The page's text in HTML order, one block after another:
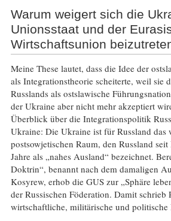
Warum weigert sich die
Unionsstaat und der
Wirtschaftsunion
Meine These lautet, dass die Idee der
als Integrationstheorie scheiterte, weil sie
Russlands als ostslawische
der Ukraine aber nicht mehr akzeptiert
Überblick über die Integrationspolitik
Ukraine: Die Ukraine ist für Russland das
postsowjetischen Raum, den Russland
Jahre als „nahes Ausland“ bezeichnet.
Doktrin“, benannt nach dem damaligen
Kosyrew, erhob die GUS zur „Sphäre
der Russischen Föderation. Damit schrieb
wirtschaftliche, militärische und politische